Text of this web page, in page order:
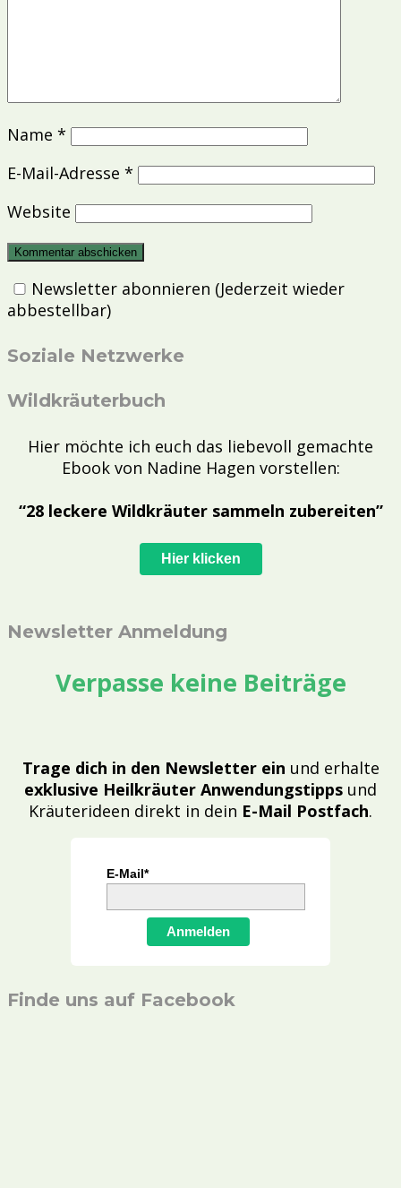
Name *
E-Mail-Adresse *
Website
Newsletter abonnieren (Jederzeit wieder
abbestellbar)
Soziale Netzwerke
Wildkräuterbuch
Hier möchte ich euch das liebevoll gemachte
Ebook von Nadine Hagen vorstellen:
“28 leckere Wildkräuter sammeln zubereiten”
Hier klicken
Newsletter Anmeldung
Verpasse keine Beiträge
Trage dich in den Newsletter ein und erhalte
exklusive Heilkräuter Anwendungstipps und
Kräuterideen direkt in dein E-Mail Postfach.
E-Mail*
Anmelden
Finde uns auf Facebook